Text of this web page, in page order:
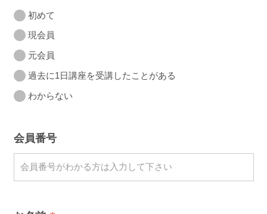
初めて
現会員
元会員
過去に1日講座を受講したことがある
わからない
会員番号